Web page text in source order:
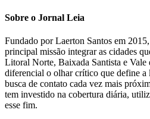
Sobre o Jornal Leia
Fundado por Laerton Santos em
principal missão integrar as cidades
Litoral Norte, Baixada Santista e Vale
diferencial o olhar crítico que define
busca de contato cada vez mais
tem investido na cobertura diária,
esse fim.